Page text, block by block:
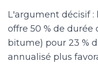
L'argument décisif :
offre 50 % de
bitume) pour 23 %
annualisé plus